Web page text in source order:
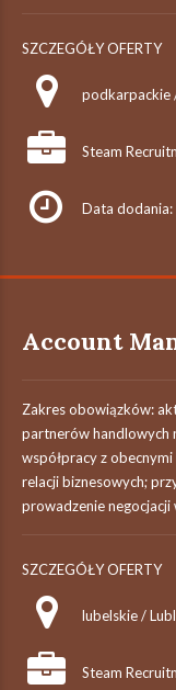
SZCZEGÓŁY OFERTY
podkarpackie
Steam
Data
Account
Zakres obowiązków:
partnerów handlowych
współpracy z
relacji biznesowych;
prowadzenie negocjacji
SZCZEGÓŁY OFERTY
lubelskie /
Steam